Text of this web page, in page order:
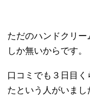
ただのハンドクリ
しか無いからです。
口コミでも３日目
たという人がいまし